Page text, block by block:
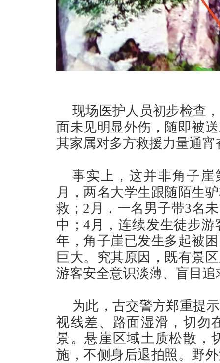
现场医护人员初步检查
面未见明显外伤，随即被
其家属对多方救援力量通
事实上，这并非角子崖
月，两名大学生跟随陌生
救；2月，一名男子带3名
中；4月，连续发生徒步
年，角子崖已发生多起被
巨大。究其原因，既有景
游客安全意识淡薄、盲目
为此，古交警方郑重提
视线差、路面湿滑，切勿
景。悬崖区域土质松散，
施，不侧身后退拍照。野